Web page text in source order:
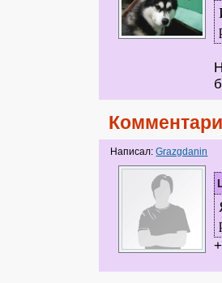
Написал:Grazgdanin